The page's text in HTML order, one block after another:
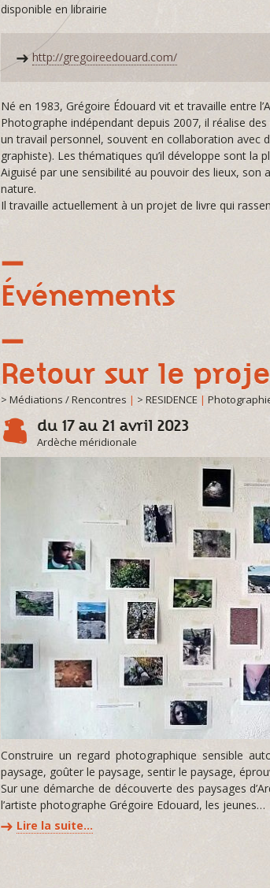
disponible en librairie
http://gregoireedouard.com/
Né en 1983, Grégoire Édouard vit et travaille entre
Photographe indépendant depuis 2007, il réalise
un travail personnel, souvent en collaboration avec
graphiste). Les thématiques qu’il développe sont la
Aiguisé par une sensibilité au pouvoir des lieux,
nature.
Il travaille actuellement à un projet de livre qui
Événements
Retour sur le
> Médiations / Rencontres | > RESIDENCE |
du 17 au 21 avril 2023
Ardèche méridionale
Construire un regard photographique sensible
paysage, goûter le paysage, sentir le paysage,
Sur une démarche de découverte des paysages
l’artiste photographe Grégoire Edouard, les jeunes…
Lire la suite…